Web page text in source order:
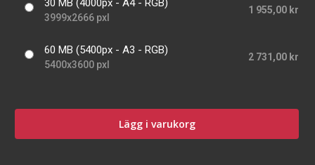
30 MB (4000px - A4 - RGB)
3999x2666 pxl
1 955,00 kr
60 MB (5400px - A3 - RGB)
5400x3600 pxl
2 731,00 kr
Lägg i varukorg